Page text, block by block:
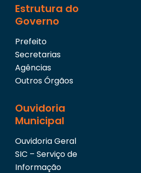
Estrutura do
Governo
Prefeito
Secretarias
Agências
Outros Órgãos
Ouvidoria
Municipal
Ouvidoria Geral
SIC – Serviço de
Informação